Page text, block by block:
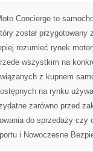
Concierge to
został
rozumieć rynek
wszystkim na
z kupnem
na rynku
zarówno przed
do sprzedaży czy
i Nowoczesne